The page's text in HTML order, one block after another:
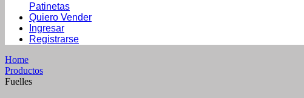
Patinetas
Quiero Vender
Ingresar
Registrarse
Home
Productos
Fuelles